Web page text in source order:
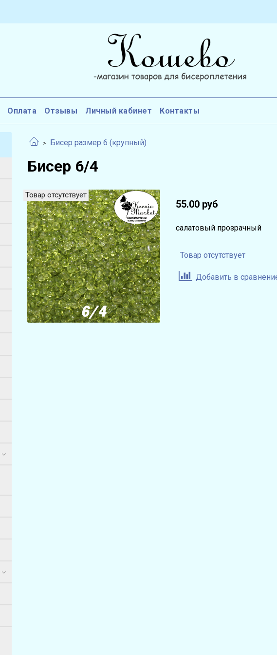
Оплата Отзывы Личный кабинет Контакты
Бисер размер 6 (крупный)
Бисер 6/4
Товар отсутствует
55.00 руб
салатовый прозрачный
Товар отсутствует
Добавить в